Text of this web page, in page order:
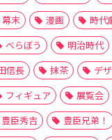
幕末
漫画 時代
べらぼう
明治時代
信長
抹茶 デ
フィギュア
展覧会
豊臣秀吉
豊臣兄弟！